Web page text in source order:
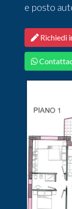
e posto
Richiedi